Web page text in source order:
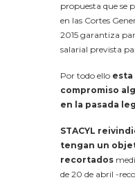
propuesta que se
en las Cortes
2015 garantiza
salarial prevista
Por todo ello esta
compromiso
en la pasada
STACYL
tengan un
recortados
de 20 de abril -